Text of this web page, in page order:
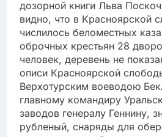
дозорной книги Льва
видно, что в Красноярской
числилось беломестных
оброчных крестьян 28
человек, деревень не
описи Красноярской
Верхотурским воеводою
главному командиру
заводов генералу Геннину,
рубленый, снаряды для